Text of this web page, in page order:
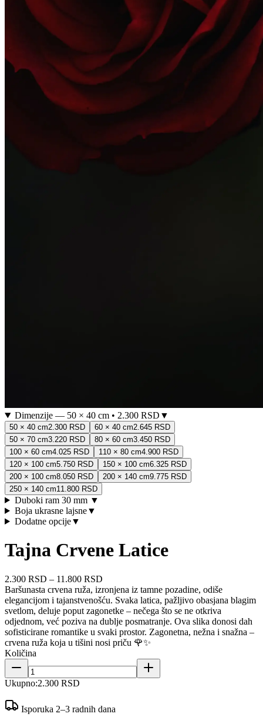
Dimenzije — 50 × 40 cm• 2.300 RSD ▼
50 × 40 cm2.300 RSD 60 × 40 cm2.645 RSD
50 × 70 cm3.220 RSD 80 × 60 cm3.450 RSD
100 × 60 cm4.025 RSD 110 × 80 cm4.900 RSD
120 × 100 cm5.750 RSD 150 × 100 cm6.325 RSD
200 × 100 cm8.050 RSD 200 × 140 cm9.775 RSD
250 × 140 cm11.800 RSD
Duboki ram 30 mm ▼
Boja ukrasne lajsne▼
Dodatne opcije▼
Tajna Crvene Latice
2.300 RSD – 11.800 RSD
Baršunasta crvena ruža, izronjena iz tamne pozadine, odiše
elegancijom i tajanstvenošću. Svaka latica, pažljivo obasjana blagim
svetlom, deluje poput zagonetke – nečega što se ne otkriva
odjednom, već poziva na dublje posmatranje. Ova slika donosi dah
sofisticirane romantike u svaki prostor. Zagonetna, nežna i snažna –
crvena ruža koja u tišini nosi priču 🌹✨
Količina
Ukupno:2.300 RSD
Isporuka 2–3 radnih dana